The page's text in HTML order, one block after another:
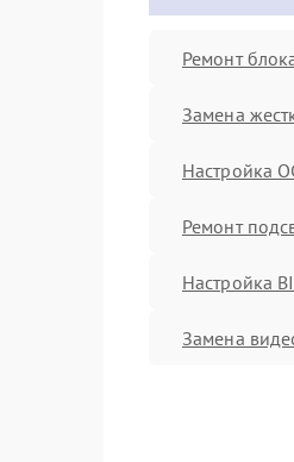
Ремонт
Замена
Настройка
Ремонт
Настройка
Замена